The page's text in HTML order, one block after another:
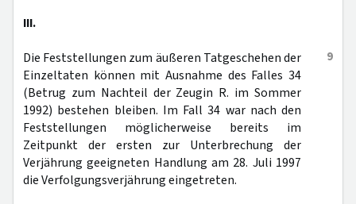
III.
9
Die Feststellungen zum äußeren Tatgeschehen der
Einzeltaten können mit Ausnahme des Falles 34
(Betrug zum Nachteil der Zeugin R. im Sommer
1992) bestehen bleiben. Im Fall 34 war nach den
Feststellungen möglicherweise bereits im
Zeitpunkt der ersten zur Unterbrechung der
Verjährung geeigneten Handlung am 28. Juli 1997
die Verfolgungsverjährung eingetreten.